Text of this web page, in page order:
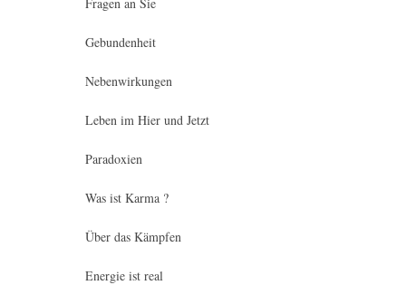
Gebundenheit
Nebenwirkungen
Leben im Hier und Jetzt
Paradoxien
Was ist Karma ?
Über das Kämpfen
Energie ist real